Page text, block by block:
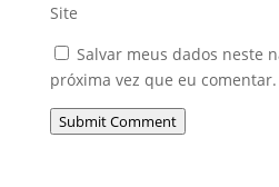
Site
Salvar meus dados neste
próxima vez que eu comentar.
Submit Comment